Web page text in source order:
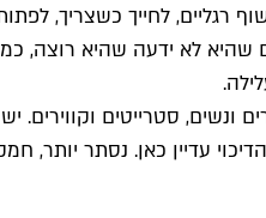
עוברת הסללה סקסיסטית ארוכה ומייגעת: שם, בקומה ה-30, מלמדים
שהיא לא ידעה שהיא רוצה,
סטרייטים וקווירים.
עדיין כאן. נסתר יותר,